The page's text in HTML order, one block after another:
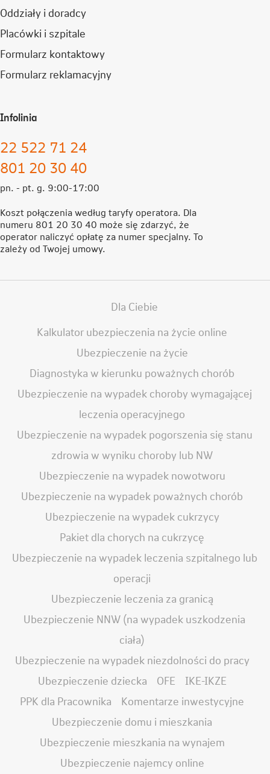
Oddziały i doradcy
Placówki i szpitale
Formularz kontaktowy
Formularz reklamacyjny
Infolinia
22 522 71 24
801 20 30 40
pn. - pt. g. 9:00-17:00
Koszt połączenia według taryfy operatora. Dla
numeru 801 20 30 40 może się zdarzyć, że
operator naliczyć opłatę za numer specjalny. To
zależy od Twojej umowy.
Dla Ciebie
Kalkulator ubezpieczenia na życie online
Ubezpieczenie na życie
Diagnostyka w kierunku poważnych chorób
Ubezpieczenie na wypadek choroby wymagającej
leczenia operacyjnego
Ubezpieczenie na wypadek pogorszenia się stanu
zdrowia w wyniku choroby lub NW
Ubezpieczenie na wypadek nowotworu
Ubezpieczenie na wypadek poważnych chorób
Ubezpieczenie na wypadek cukrzycy
Pakiet dla chorych na cukrzycę
Ubezpieczenie na wypadek leczenia szpitalnego lub
operacji
Ubezpieczenie leczenia za granicą
Ubezpieczenie NNW (na wypadek uszkodzenia
ciała)
Ubezpieczenie na wypadek niezdolności do pracy
Ubezpieczenie dziecka
OFE
IKE-IKZE
PPK dla Pracownika
Komentarze inwestycyjne
Ubezpieczenie domu i mieszkania
Ubezpieczenie mieszkania na wynajem
Ubezpieczenie najemcy online